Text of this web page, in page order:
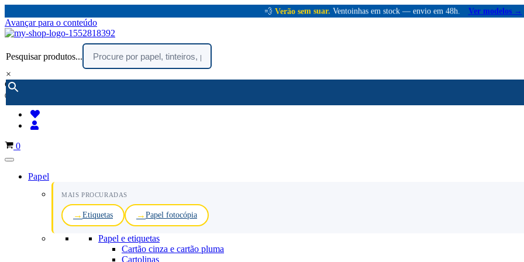
💨 Verão sem suar. Ventoinhas em stock — envio em 48h. Ver modelos →
Avançar para o conteúdo
Pesquisar produtos...
×
encomendar por telefone :
(chamada rede fixa nacional)
Carrinho
0
Papel
MAIS PROCURADAS
Etiquetas Papel fotocópia
Papel e etiquetas
Cartão cinza e cartão pluma
Cartolinas